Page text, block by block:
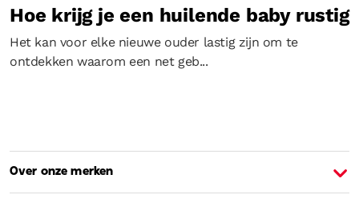
Hoe krijg je een huilende baby rustig
Het kan voor elke nieuwe ouder lastig zijn om te
ontdekken waarom een net geb...
Over onze merken